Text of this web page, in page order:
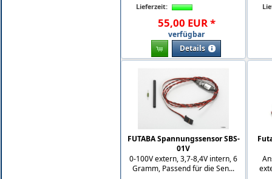
Lieferzeit:
55,00 EUR*
verfügbar
Details
FUTABA Spannungssensor SBS-
01V
0-100V extern, 3,7-8,4V intern, 6
Gramm, Passend für die Sen...